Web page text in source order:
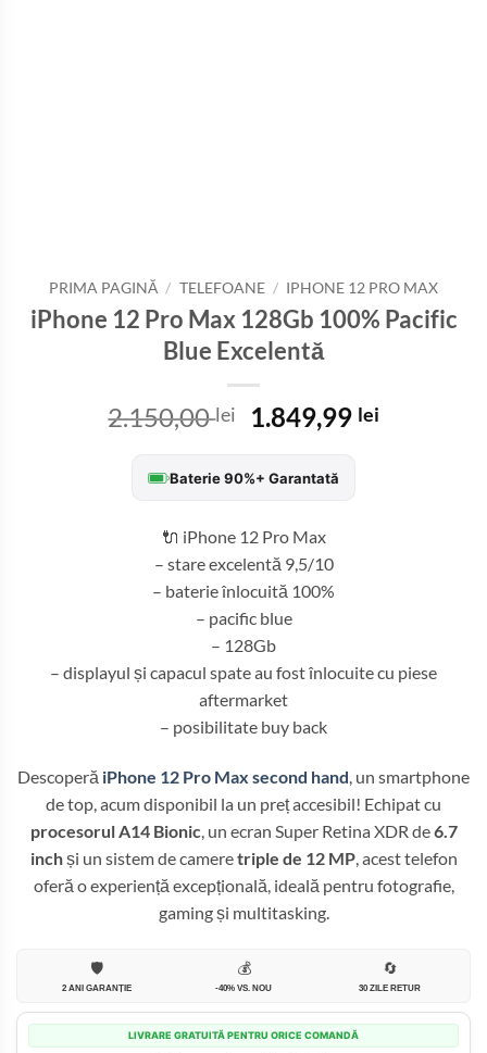
PRIMA PAGINĂ / TELEFOANE / IPHONE 12 PRO MAX
iPhone 12 Pro Max 128Gb 100% Pacific
Blue Excelentă
2.150,00lei
Prețul
a
fost:
1.849,99 leiPrețul
Baterie 90%+ Garantată
🔌 iPhone 12 Pro Max
– stare excelentă 9,5/10
– baterie înlocuită 100%
– pacific blue
– 128Gb
– displayul și capacul spate au fost înlocuite cu piese
aftermarket
– posibilitate buy back
Descoperă iPhone 12 Pro Max second hand, un smartphone
de top, acum disponibil la un preț accesibil! Echipat cu
procesorul A14 Bionic, un ecran Super Retina XDR de6.7
inchși un sistem de cameretriple de 12 MP, acest telefon
oferă o experiență excepțională, ideală pentru fotografie,
gaming și multitasking.
🛡️
2 ANI GARANȚIE
💰
-40% VS. NOU
🔄
30 ZILE RETUR
LIVRARE GRATUITĂ PENTRU ORICE COMANDĂ